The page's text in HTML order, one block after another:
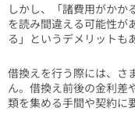
しかし、「諸費用がかか
を読み間違える可能性が
る」というデメリットも
借換えを行う際には、さ
ん。借換え前後の金利差
類を集める手間や契約に